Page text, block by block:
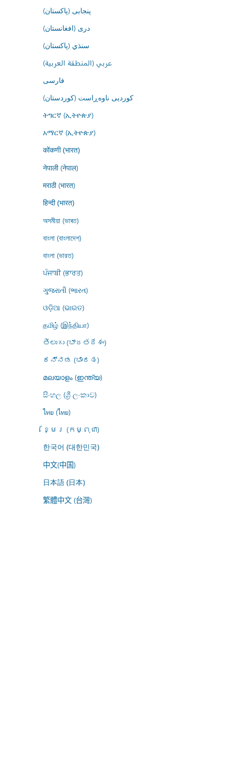
پنجابی (پاکستان)
درى (افغانستان)
سنڌي (پاکستان)
عربي (المنطقة العربية)
فارسى
کوردیی ناوەڕاست (کوردستان)
ትግርኛ (ኢትዮጵያ)
አማርኛ (ኢትዮጵያ)
कोंकणी (भारत)
नेपाली (नेपाल)
मराठी (भारत)
हिन्दी (भारत)
অসমীয়া (ভাৰত)
বাংলা (বাংলাদেশ)
বাংলা (ভারত)
ਪੰਜਾਬੀ (ਭਾਰਤ)
ગુજરાતી (ભારત)
ଓଡ଼ିଆ (ଭାରତ)
தமிழ் (இந்தியா)
తెలుగు (భారతదేశం)
ಕನ್ನಡ (ಭಾರತ)
മലയാളം (ഇന്ത്യ)
සිංහල (ශ්‍රී ලංකාව)
ไทย (ไทย)
ខ្មែរ (កម្ពុជា)
한국어 (대한민국)
中文(中国)
日本語 (日本)
繁體中文 (台灣)